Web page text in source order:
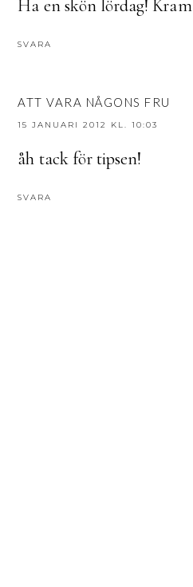
Ha en skön lördag! Kram
SVARA
ATT VARA NÅGONS FRU
15 JANUARI 2012 KL. 10:03
åh tack för tipsen!
SVARA